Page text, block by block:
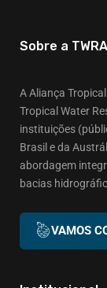
Sobre a TWRA
A Aliança
Tropical Water
instituições
Brasil e da
abordagem
bacias
VAMOS